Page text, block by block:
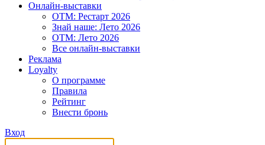
Онлайн-выставки
OTM: Рестарт 2026
Знай наше: Лето 2026
OTM: Лето 2026
Все онлайн-выставки
Реклама
Loyalty
О программе
Правила
Рейтинг
Внести бронь
Вход